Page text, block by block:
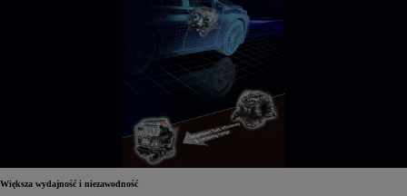
Większa wydajność i niezawodność